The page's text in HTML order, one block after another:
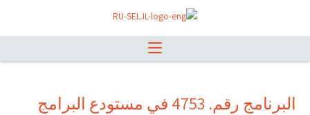
البرنامج رقم. 4753 في مستودع البرامج